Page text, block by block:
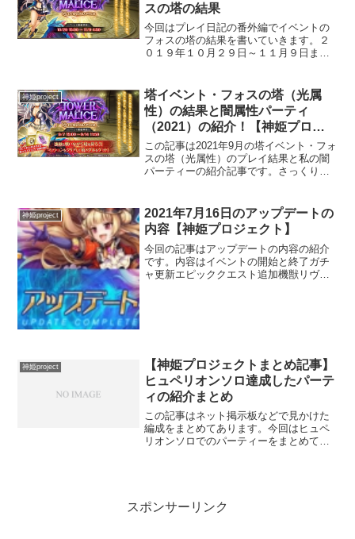
スの塔の結果
今回はプレイ日記の番外編でイベントの
フォスの塔の結果を書いていきます。２
０１９年１０月２９日～１１月９日まで
００日目ぐらいの期間にあたります。塔
イベントとは？神姫Pro...
神姫project
塔イベント・フォスの塔（光属
性）の結果と闇属性パーティ
（2021）の紹介！【神姫プロジ
ェクト】
この記事は2021年9月の塔イベント・フォ
スの塔（光属性）のプレイ結果と私の闇
パーティーの紹介記事です。さっくり読
とやります！準備ヨシ！！あああ！英霊
の武器の確認を忘れ...
神姫project
2021年7月16日のアップデートの
内容【神姫プロジェクト】
今回の記事はアップデートの内容の紹介
です。内容はイベントの開始と終了ガチ
ャ更新エピッククエスト追加機獣リヴァ
神姫project
【神姫プロジェクトまとめ記事】
ヒュペリオンソロ達成したパーテ
ィの紹介まとめ
この記事はネット掲示板などで見かけた
編成をまとめてあります。今回はヒュペ
リオンソロでのパーティーをまとめてい
スポンサーリンク